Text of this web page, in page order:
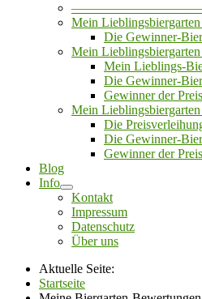
Mein
Die Gewinner-
Mein
Mein Lieblings-
Die Gewinner-
Gewinner der
Mein
Die
Die Gewinner-
Gewinner der
Blog
Info
Kontakt
Impressum
Datenschutz
Über uns
Aktuelle Seite:
Startseite